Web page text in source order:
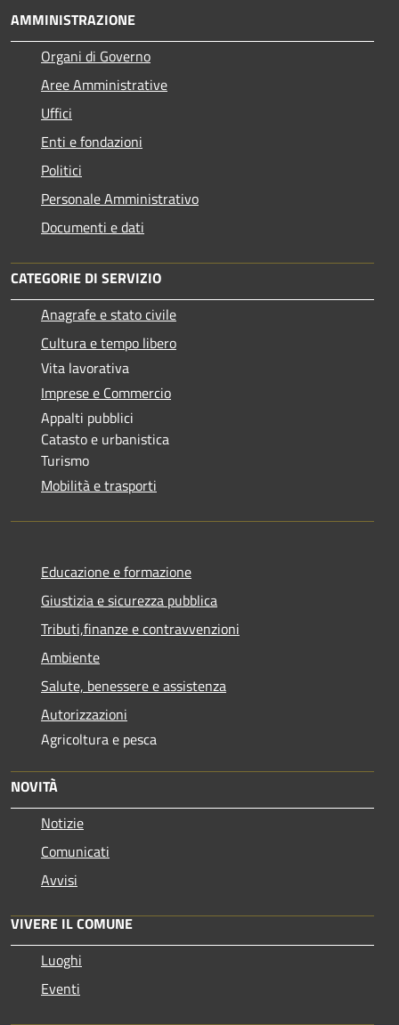
AMMINISTRAZIONE
Organi di Governo
Aree Amministrative
Uffici
Enti e fondazioni
Politici
Personale Amministrativo
Documenti e dati
CATEGORIE DI SERVIZIO
Anagrafe e stato civile
Cultura e tempo libero
Vita lavorativa
Imprese e Commercio
Appalti pubblici
Catasto e urbanistica
Turismo
Mobilità e trasporti
Educazione e formazione
Giustizia e sicurezza pubblica
Tributi,finanze e contravvenzioni
Ambiente
Salute, benessere e assistenza
Autorizzazioni
Agricoltura e pesca
NOVITÀ
Notizie
Comunicati
Avvisi
VIVERE IL COMUNE
Luoghi
Eventi